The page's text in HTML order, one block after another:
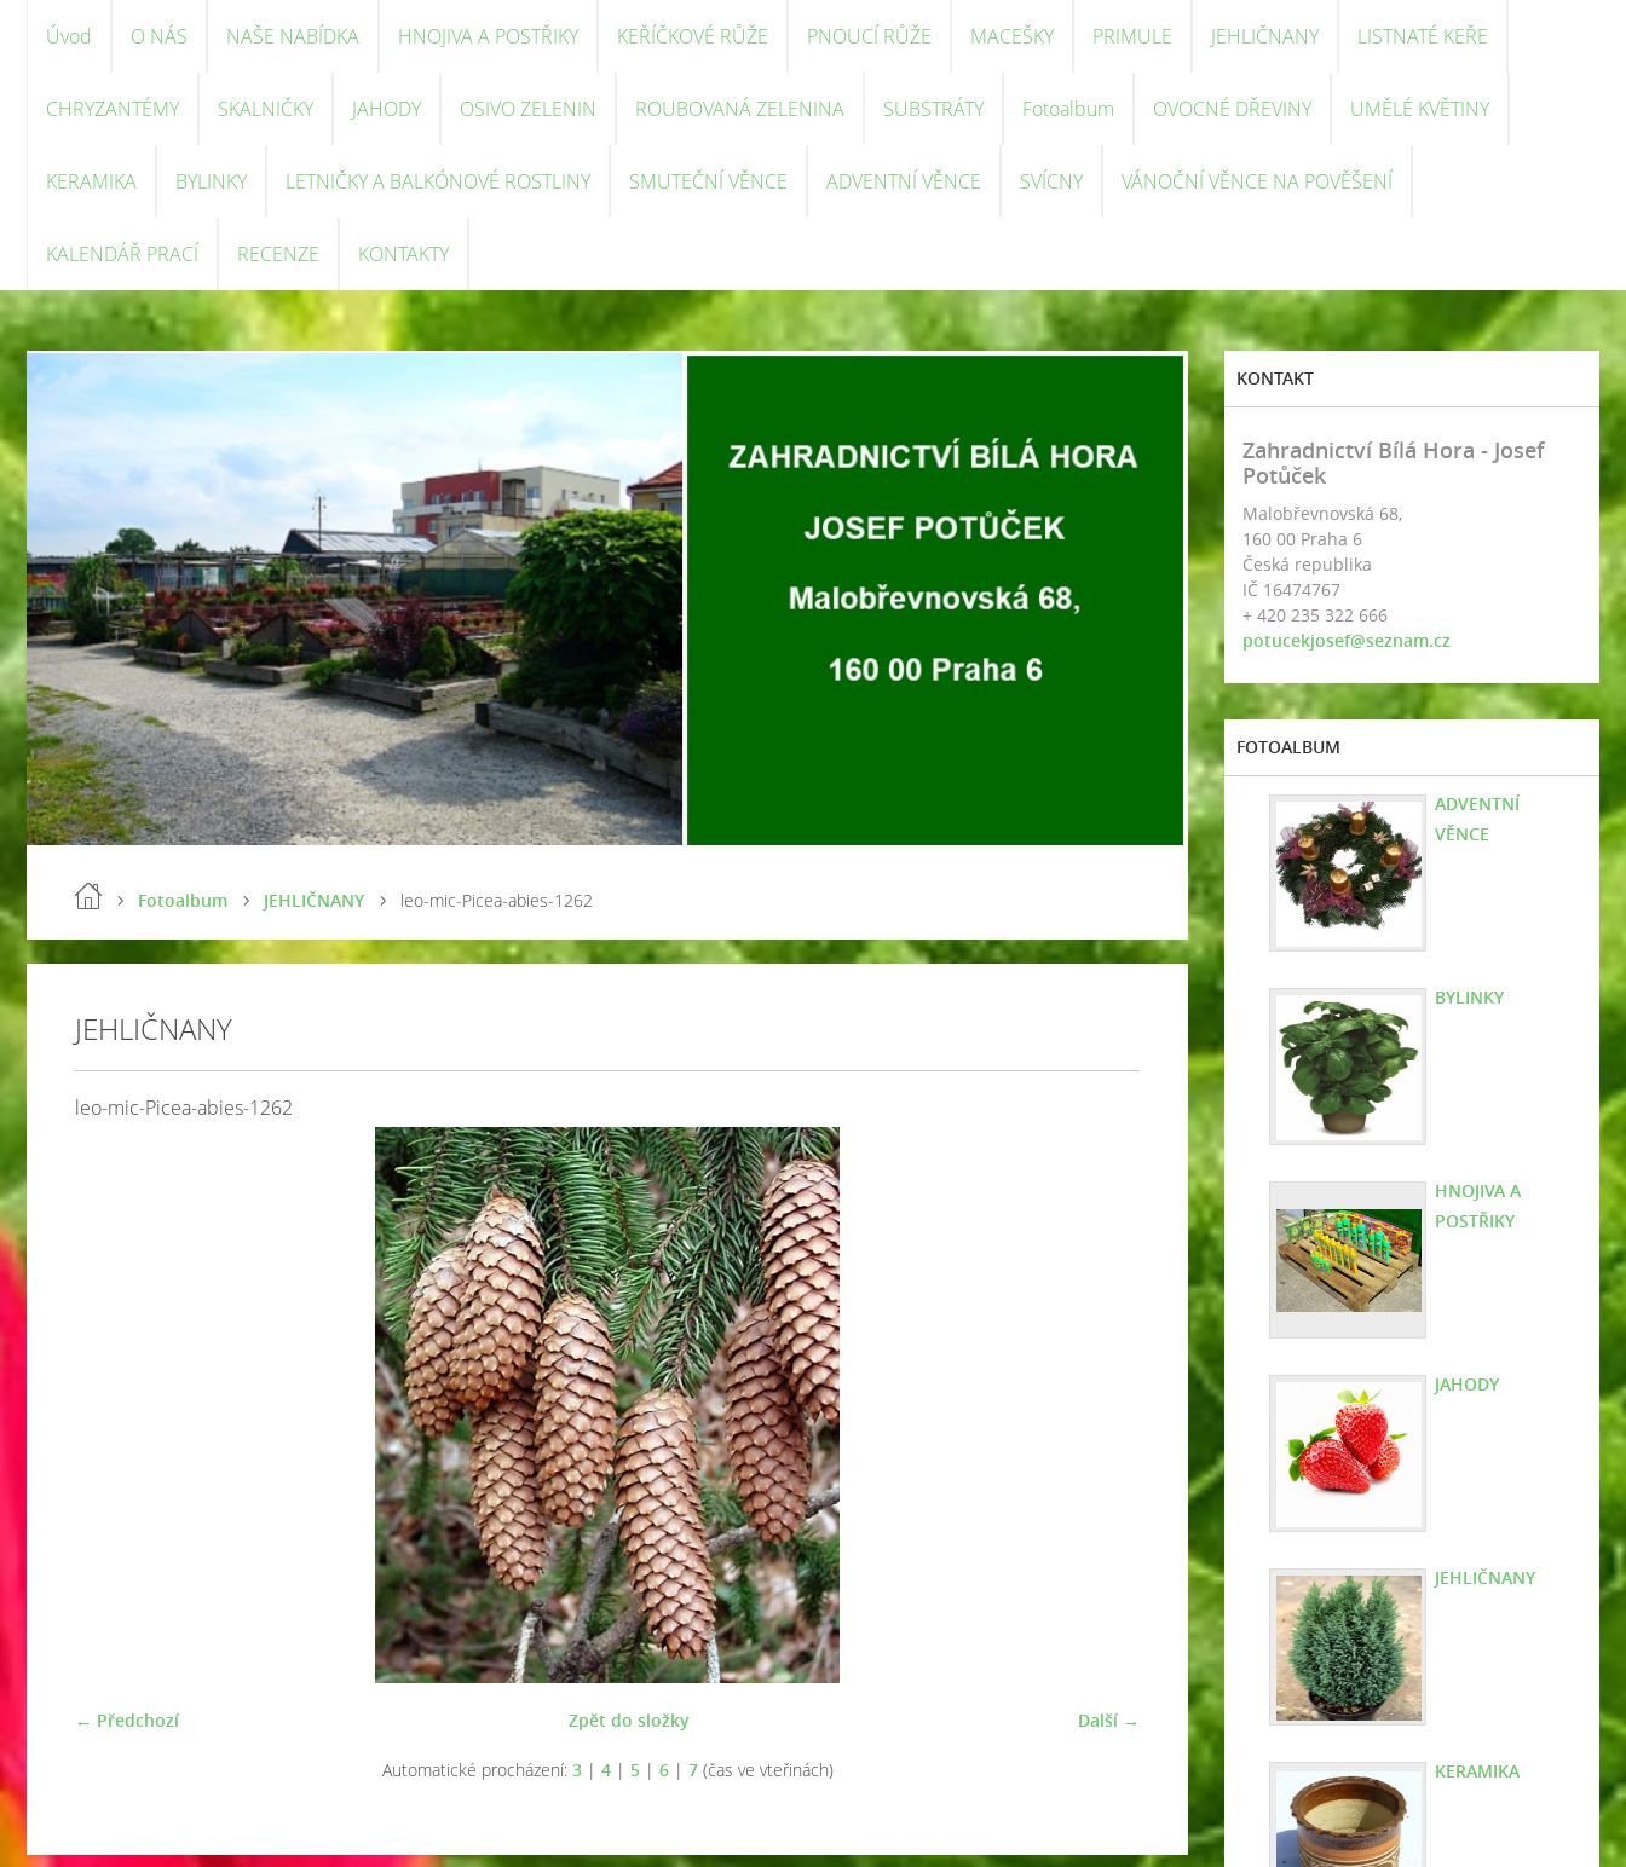
Úvod O NÁS NAŠE NABÍDKA HNOJIVA A POSTŘIKY KEŘÍČKOVÉ RŮŽE PNOUCÍ RŮŽE MACEŠKY PRIMULE JEHLIČNANY LISTNATÉ KEŘE
CHRYZANTÉMY SKALNIČKY JAHODY OSIVO ZELENIN ROUBOVANÁ ZELENINA SUBSTRÁTY Fotoalbum OVOCNÉ DŘEVINY UMĚLÉ KVĚTINY
KERAMIKA BYLINKY LETNIČKY A BALKÓNOVÉ ROSTLINY SMUTEČNÍ VĚNCE ADVENTNÍ VĚNCE SVÍCNY VÁNOČNÍ VĚNCE NA POVĚŠENÍ
KALENDÁŘ PRACÍ RECENZE KONTAKTY
Fotoalbum JEHLIČNANY leo-mic-Picea-abies-1262
JEHLIČNANY
leo-mic-Picea-abies-1262
← Předchozí Další →
Zpět do složky
Automatické procházení: 3| 4| 5| 6| 7(čas ve vteřinách)
KONTAKT
Zahradnictví Bílá Hora - Josef
Potůček
Malobřevnovská 68,
160 00 Praha 6
Česká republika
IČ 16474767
+ 420 235 322 666
potucekjosef@seznam.cz
FOTOALBUM
ADVENTNÍ
VĚNCE
BYLINKY
HNOJIVA A
POSTŘIKY
JAHODY
JEHLIČNANY
KERAMIKA